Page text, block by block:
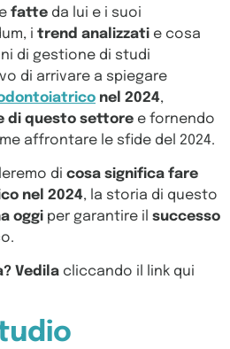
fatte da lui e i suoi
i trend analizzati e cosa
di gestione di studi
di arrivare a spiegare
nel 2024,
di questo settore e fornendo
affrontare le sfide del 2024.
di cosa significa fare
nel 2024, la storia di questo
oggi per garantire il successo
Vedila cliccando il link qui